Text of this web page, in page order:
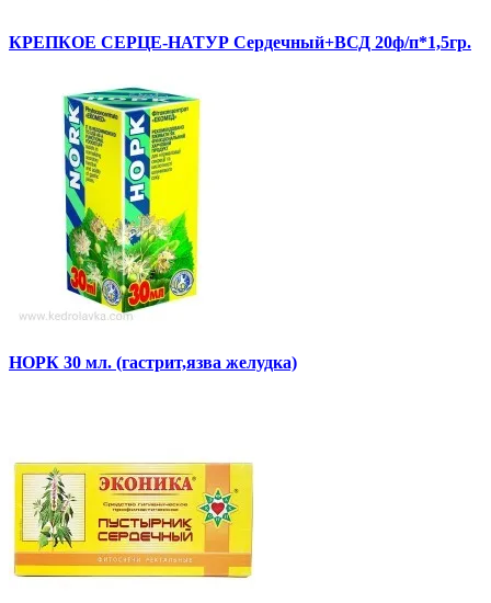
КРЕПКОЕ СЕРЦЕ-НАТУР Сердечный+ВСД 20ф/п*1,5гр.
НОРК 30 мл. (гастрит,язва желудка)